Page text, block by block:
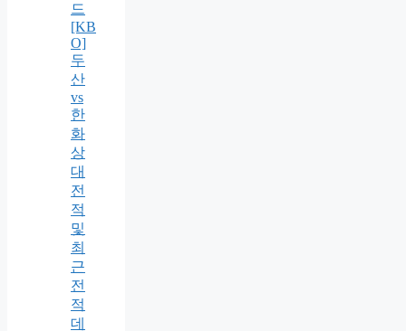
드
[KB
O]
두
산
vs
한
화
상
대
전
적
및
최
근
전
적
데